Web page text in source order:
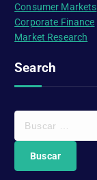
Consumer Markets
Corporate Finance
Market Research
Search